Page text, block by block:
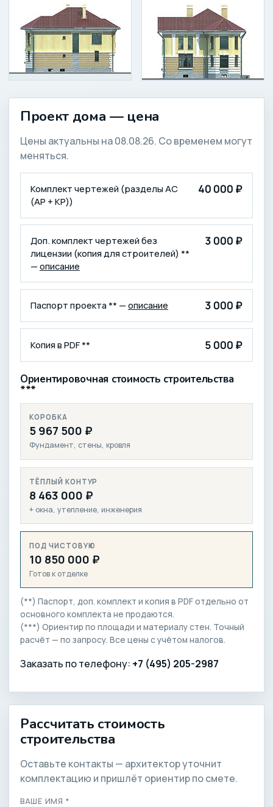
Проект дома — цена
Цены актуальны на 08.08.26. Со временем могут
меняться.
КОМПЛЕКТАЦИЯ
ЦЕНА (₽)
Комплект чертежей (разделы АС
(АР + КР))
40 000 ₽
Доп. комплект чертежей без
лицензии (копия для строителей) **
— описание
3 000 ₽
Паспорт проекта ** — описание 3 000 ₽
Копия в PDF ** 5 000 ₽
Ориентировочная стоимость строительства
***
КОРОБКА
5 967 500 ₽
Фундамент, стены, кровля
ТЁПЛЫЙ КОНТУР
8 463 000 ₽
+ окна, утепление, инженерия
ПОД ЧИСТОВУЮ
10 850 000 ₽
Готов к отделке
(**) Паспорт, доп. комплект и копия в PDF отдельно от
основного комплекта не продаются.
(***) Ориентир по площади и материалу стен. Точный
расчёт — по запросу. Все цены с учётом налогов.
Заказать по телефону: +7 (495) 205-2987
Рассчитать стоимость
строительства
Оставьте контакты — архитектор уточнит
комплектацию и пришлёт ориентир по смете.
ВАШЕ ИМЯ *